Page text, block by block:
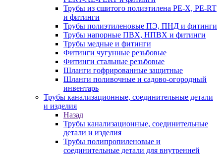
Трубы из сшитого полиэтилена PE-X, PE-RT
и фитинги
Трубы полиэтиленовые ПЭ, ПНД и фитинги
Трубы напорные ПВХ, НПВХ и фитинги
Трубы медные и фитинги
Фитинги чугунные резьбовые
Фитинги стальные резьбовые
Шланги гофрированные защитные
Шланги поливочные и садово-огородный
инвентарь
Трубы канализационные, соединительные детали
и изделия
Назад
Трубы канализационные, соединительные
детали и изделия
Трубы полипропиленовые и
соединительные детали для внутренней